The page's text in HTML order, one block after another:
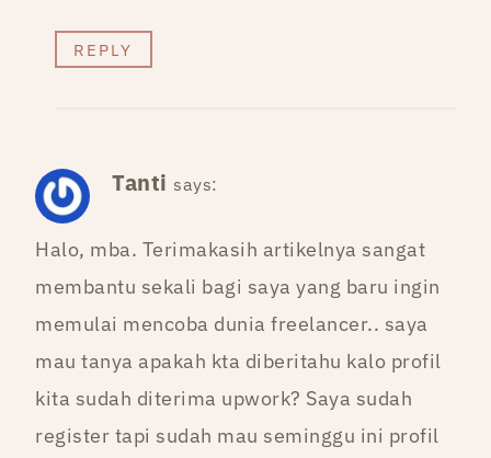
REPLY
Tanti says:
Halo, mba. Terimakasih artikelnya sangat
membantu sekali bagi saya yang baru ingin
memulai mencoba dunia freelancer.. saya
mau tanya apakah kta diberitahu kalo profil
kita sudah diterima upwork? Saya sudah
register tapi sudah mau seminggu ini profil